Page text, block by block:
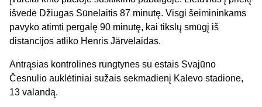
išvedė Džiugas Sūnelaitis 87 minutę. Visgi šeimininkams
pavyko atimti pergalę 90 minutę, kai tikslų smūgį iš
distancijos atliko Henris Järvelaidas.
Antrąsias kontrolines rungtynes su estais Svajūno
Česnulio auklėtiniai sužais sekmadienį Kalevo stadione,
13 valandą.